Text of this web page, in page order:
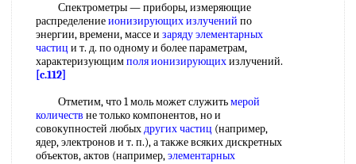
Спектрометры — приборы, измеряющие
распределениеионизирующих излучений по
энергии, времени, массе и заряду элементарных
частиц и т. д. по одному и более параметрам,
характеризующимполя ионизирующихизлучений.
[c.112]
Отметим, что 1 моль может служитьмерой
количеств не только компонентов, но и
совокупностей любыхдругих частиц (например,
ядер, электронов и т. п.), а также всяких дискретных
объектов, актов (например,элементарных